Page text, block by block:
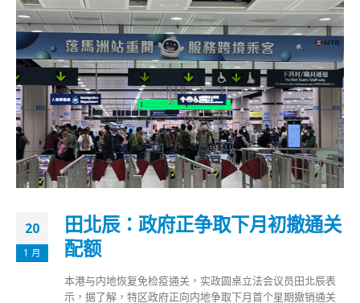
20
1 月
田北辰：政府正争取下月初撤通关
配额
本港与内地恢复免检疫通关，实政圆桌立法会议员田北辰表
示，据了解，特区政府正向内地争取下月首个星期撤销通关